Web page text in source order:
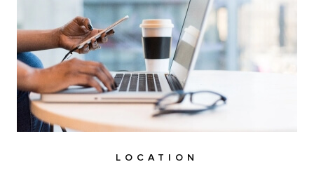
LOCATION